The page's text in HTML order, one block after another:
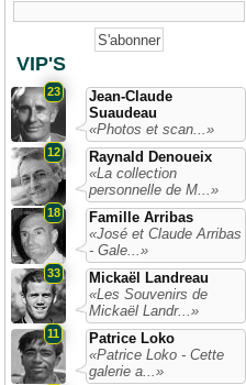
VIP'S
23
Jean-Claude
Suaudeau
«Photos et scan...»
12
Raynald Denoueix
«La collection
personnelle de M...»
18
Famille Arribas
«José et Claude Arribas
- Gale...»
33
Mickaël Landreau
«Les Souvenirs de
Mickaël Landr...»
11
Patrice Loko
«Patrice Loko - Cette
galerie a...»